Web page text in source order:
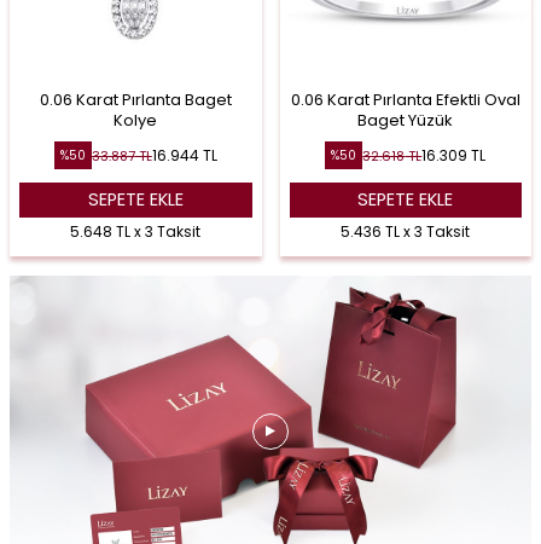
0.06 Karat Pırlanta Baget
Kolye
%50 33.887TL16.944TL
SEPETE EKLE
5.648 TL x 3 Taksit
0.06 Karat Pırlanta Efektli Oval
Baget Yüzük
%50 32.618TL16.309 TL
SEPETE EKLE
5.436 TL x 3 Taksit